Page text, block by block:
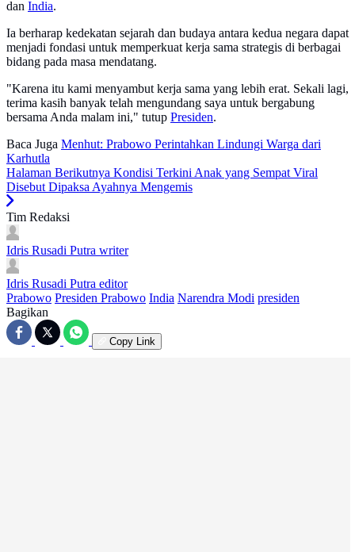
dan India.
Ia berharap kedekatan sejarah dan budaya antara kedua negara dapat
menjadi fondasi untuk memperkuat kerja sama strategis di berbagai
bidang pada masa mendatang.
"Karena itu kami menyambut kerja sama yang lebih erat. Sekali lagi,
terima kasih banyak telah mengundang saya untuk bergabung
bersama Anda malam ini," tutup Presiden.
Baca Juga Menhut: Prabowo Perintahkan Lindungi Warga dari
Karhutla
Halaman Berikutnya Kondisi Terkini Anak yang Sempat Viral
Disebut Dipaksa Ayahnya Mengemis
Tim Redaksi
Idris Rusadi Putra writer
Idris Rusadi Putra editor
Prabowo Presiden Prabowo India Narendra Modi presiden
Bagikan
Copy Link